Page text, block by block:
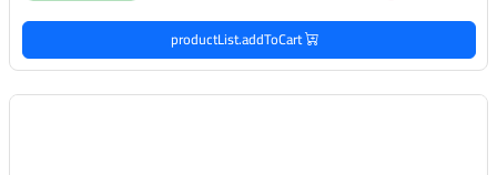
productList.addToCart